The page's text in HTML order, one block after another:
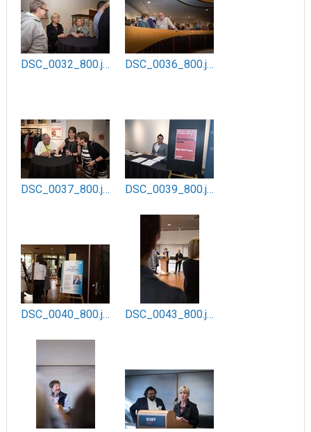
DSC_0032_800.jpg DSC_0036_800.jpg
DSC_0037_800.jpg DSC_0039_800.jpg
DSC_0040_800.jpg DSC_0043_800.jpg